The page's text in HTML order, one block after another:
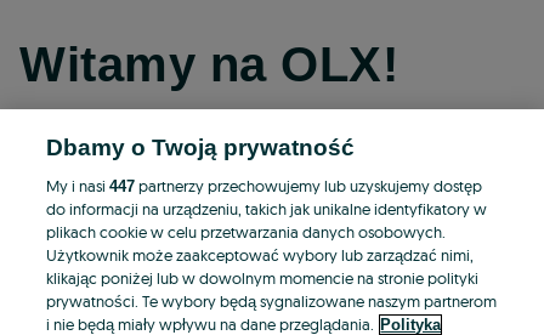
Witamy na OLX!
Kontynuuj przez Facebooka
Kontynuuj przez konto Apple
Kontynuuj przez konto Google
Dbamy o Twoją prywatność
My i nasi447 partnerzy przechowujemy lub uzyskujemy dostęp
do informacji na urządzeniu, takich jak unikalne identyfikatory w
plikach cookie w celu przetwarzania danych osobowych.
Użytkownik może zaakceptować wybory lub zarządzać nimi,
klikając poniżej lub w dowolnym momencie na stronie polityki
prywatności. Te wybory będą sygnalizowane naszym partnerom
i nie będą miały wpływu na dane przeglądania.
Polityka